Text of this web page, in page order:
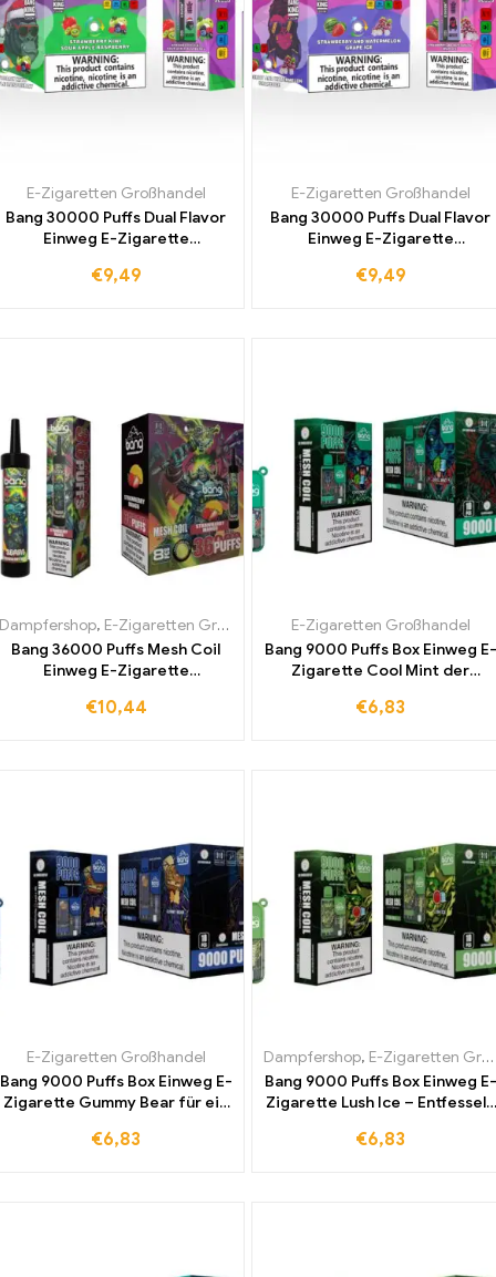
E-Zigaretten Großhandel
Bang 30000 Puffs Dual Flavor
Einweg E-Zigarette
Apple Raspberry Beliebter
€9,49
E-Zigaretten Großhandel
Bang 30000 Puffs Dual Flavor
Einweg E-Zigarette
Grape Ice Beste Qualität zum
€9,49
Dampfershop, E-Zigaretten Großhandel
Bang 36000 Puffs Mesh Coil
Einweg E-Zigarette
Sie den weltweit
€10,44
E-Zigaretten Großhandel
Bang 9000 Puffs Box Einweg E-
Zigarette Cool Mint der
für intensives und
€6,83
E-Zigaretten Großhandel
Bang 9000 Puffs Box Einweg E-
Zigarette Gummy Bear für ein
Geschmackserlebnis zum
€6,83
Dampfershop, E-Zigaretten Großhandel
Bang 9000 Puffs Box Einweg E-
Zigarette Lush Ice – Entfesseln
Erfrischung die Sie bei jedem
€6,83